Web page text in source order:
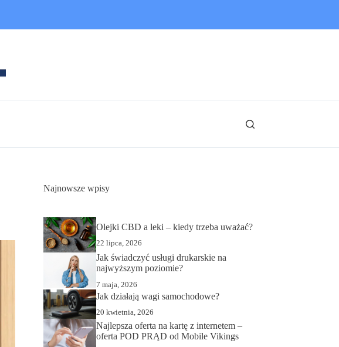
Najnowsze wpisy
Olejki CBD a leki – kiedy trzeba uważać?
22 lipca, 2026
Jak świadczyć usługi drukarskie na
najwyższym poziomie?
7 maja, 2026
Jak działają wagi samochodowe?
20 kwietnia, 2026
Najlepsza oferta na kartę z internetem –
oferta POD PRĄD od Mobile Vikings